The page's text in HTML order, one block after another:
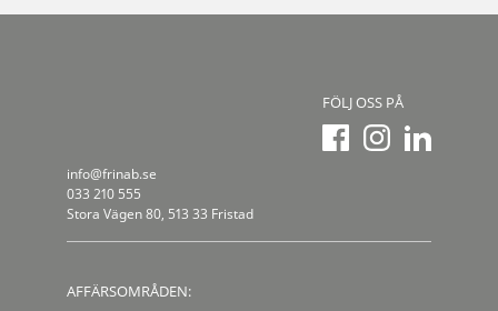
info@frinab.se
033 210 555
Stora Vägen 80, 513 33 Fristad
FÖLJ OSS PÅ
AFFÄRSOMRÅDEN: